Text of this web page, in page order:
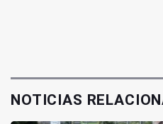
NOTICIAS